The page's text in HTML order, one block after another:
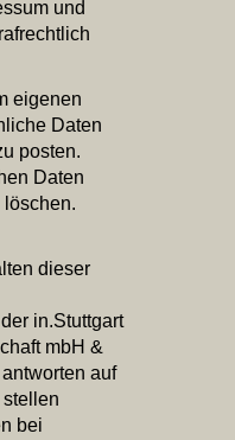
und
eigenen
Daten
posten.
Daten
löschen.
dieser
in.Stuttgart
mbH &
auf
bei